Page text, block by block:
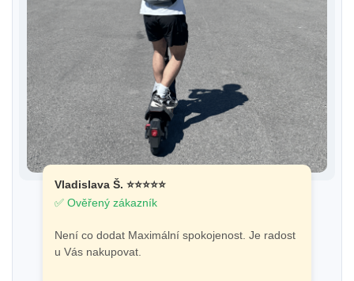
Vladislava Š. ⭐⭐⭐⭐⭐
✅ Ověřený zákazník
Není co dodat Maximální spokojenost. Je radost
u Vás nakupovat.